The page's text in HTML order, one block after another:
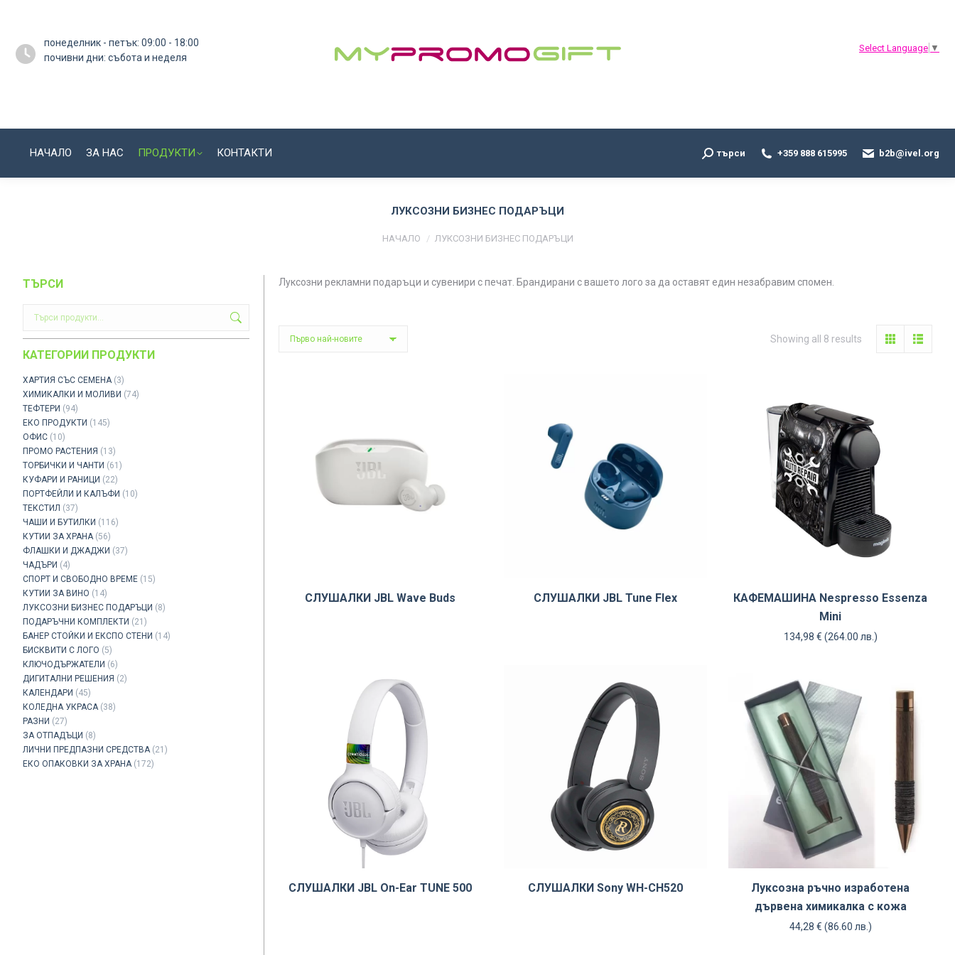
понеделник - петък: 09:00 - 18:00
почивни дни: събота и неделя
Select Language ▼
НАЧАЛО ЗА НАС ПРОДУКТИ КОНТАКТИ Search:
търси +359 888 615995 b2b@ivel.org
ЛУКСОЗНИ БИЗНЕС ПОДАРЪЦИ
You are here:
НАЧАЛО ЛУКСОЗНИ БИЗНЕС ПОДАРЪЦИ
Луксозни рекламни подаръци и сувенири с печат. Брандирани с вашето лого за да оставят един незабравим спомен.
Showing all 8 results Sorted
СЛУШАЛКИ JBL Wave Buds СЛУШАЛКИ JBL Tune Flex
КАФЕМАШИНА Nespresso Essenza
Mini
134,98 € (264.00 лв.)
СЛУШАЛКИ JBL On-Ear TUNE 500 СЛУШАЛКИ Sony WH-CH520
Луксозна ръчно изработена
дървена химикалка с кожа
44,28 € (86.60 лв.)
ТЪРСИ
КАТЕГОРИИ ПРОДУКТИ
ХАРТИЯ СЪС СЕМЕНА (3)
ХИМИКАЛКИ И МОЛИВИ (74)
ТЕФТЕРИ (94)
ЕКО ПРОДУКТИ (145)
ОФИС (10)
ПРОМО РАСТЕНИЯ (13)
ТОРБИЧКИ И ЧАНТИ (61)
КУФАРИ И РАНИЦИ (22)
ПОРТФЕЙЛИ И КАЛЪФИ (10)
ТЕКСТИЛ (37)
ЧАШИ И БУТИЛКИ (116)
КУТИИ ЗА ХРАНА (56)
ФЛАШКИ И ДЖАДЖИ (37)
ЧАДЪРИ (4)
СПОРТ И СВОБОДНО ВРЕМЕ (15)
КУТИИ ЗА ВИНО (14)
ЛУКСОЗНИ БИЗНЕС ПОДАРЪЦИ (8)
ПОДАРЪЧНИ КОМПЛЕКТИ (21)
БАНЕР СТОЙКИ И ЕКСПО СТЕНИ (14)
БИСКВИТИ С ЛОГО (5)
КЛЮЧОДЪРЖАТЕЛИ (6)
ДИГИТАЛНИ РЕШЕНИЯ (2)
КАЛЕНДАРИ (45)
КОЛЕДНА УКРАСА (38)
РАЗНИ (27)
ЗА ОТПАДЪЦИ (8)
ЛИЧНИ ПРЕДПАЗНИ СРЕДСТВА (21)
ЕКО ОПАКОВКИ ЗА ХРАНА (172)